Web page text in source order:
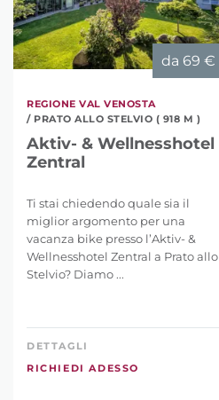
da 69 €
REGIONE VAL VENOSTA
/ PRATO ALLO STELVIO ( 918 M )
Aktiv- & Wellnesshotel
Zentral
Ti stai chiedendo quale sia il
miglior argomento per una
vacanza bike presso l’Aktiv- &
Wellnesshotel Zentral a Prato allo
Stelvio? Diamo ...
DETTAGLI
RICHIEDI ADESSO